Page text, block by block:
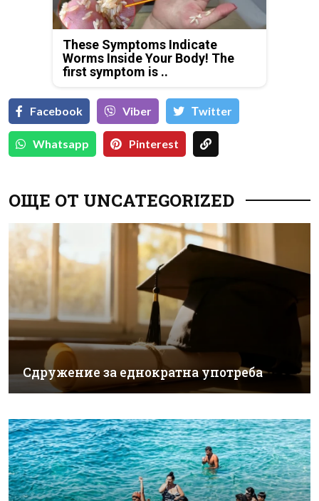
These Symptoms Indicate
Worms Inside Your Body! The
first symptom is ..
Facebook Viber Тwitter
Whatsapp Pinterest
ОЩЕ ОТ UNCATEGORIZED
Сдружение за еднократна употреба